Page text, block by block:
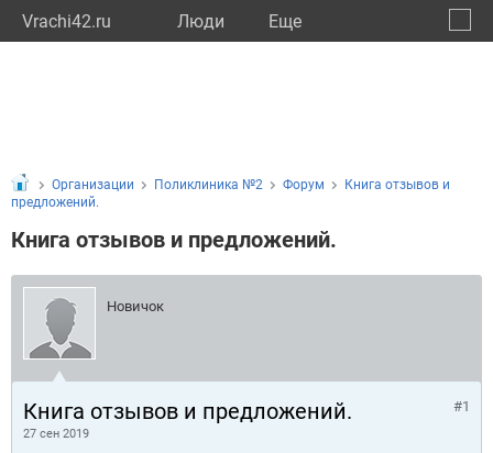
Vrachi42.ru Люди Eще
Организации Поликлиника №2 Форум
Книга отзывов и
предложений.
Книга отзывов и предложений.
Новичок
Книга отзывов и предложений.
27 сен 2019
#1